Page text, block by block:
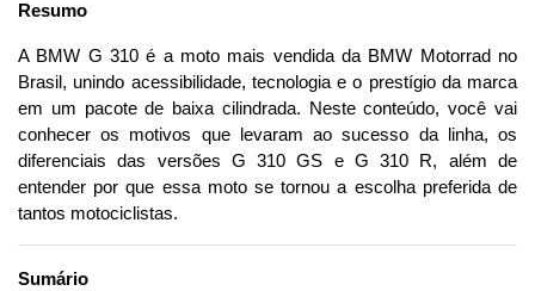
Resumo
A BMW G 310 é a moto mais vendida da BMW Motorrad no
Brasil, unindo acessibilidade, tecnologia e o prestígio da marca
em um pacote de baixa cilindrada. Neste conteúdo, você vai
conhecer os motivos que levaram ao sucesso da linha, os
diferenciais das versões G 310 GS e G 310 R, além de
entender por que essa moto se tornou a escolha preferida de
tantos motociclistas.
Sumário